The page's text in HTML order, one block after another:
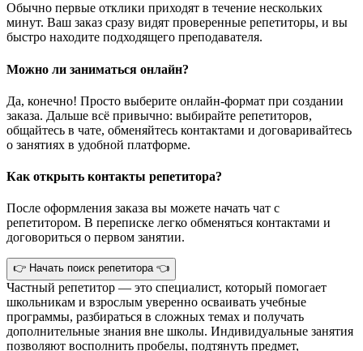
Обычно первые отклики приходят в течение нескольких
минут. Ваш заказ сразу видят проверенные репетиторы, и вы
быстро находите подходящего преподавателя.
Можно ли заниматься онлайн?
Да, конечно! Просто выберите онлайн-формат при создании
заказа. Дальше всё привычно: выбирайте репетиторов,
общайтесь в чате, обменяйтесь контактами и договаривайтесь
о занятиях в удобной платформе.
Как открыть контакты репетитора?
После оформления заказа вы можете начать чат с
репетитором. В переписке легко обменяться контактами и
договориться о первом занятии.
👉 Начать поиск репетитора 👈
Частный репетитор — это специалист, который помогает
школьникам и взрослым уверенно осваивать учебные
программы, разбираться в сложных темах и получать
дополнительные знания вне школы. Индивидуальные занятия
позволяют восполнить пробелы, подтянуть предмет,